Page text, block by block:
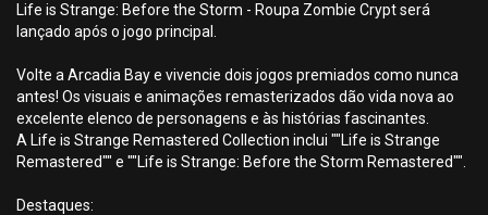
Life is Strange: Before the Storm - Roupa Zombie Crypt será
lançado após o jogo principal.
Volte a Arcadia Bay e vivencie dois jogos premiados como nunca
antes! Os visuais e animações remasterizados dão vida nova ao
excelente elenco de personagens e às histórias fascinantes.
A Life is Strange Remastered Collection inclui ""Life is Strange
Remastered"" e ""Life is Strange: Before the Storm Remastered"".
Destaques: